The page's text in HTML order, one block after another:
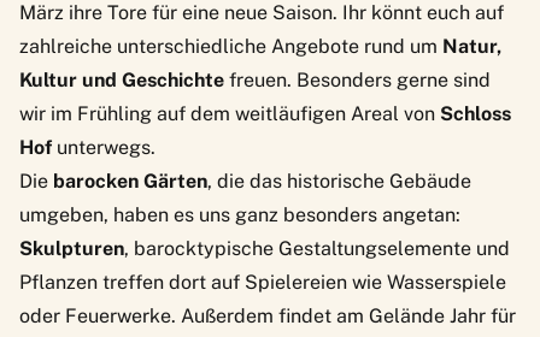
März ihre Tore für eine neue Saison. Ihr könnt euch auf
zahlreiche unterschiedliche Angebote rund um Natur,
Kultur und Geschichte freuen. Besonders gerne sind
wir im Frühling auf dem weitläufigen Areal von Schloss
Hof unterwegs.
Die barocken Gärten, die das historische Gebäude
umgeben, haben es uns ganz besonders angetan:
Skulpturen, barocktypische Gestaltungselemente und
Pflanzen treffen dort auf Spielereien wie Wasserspiele
oder Feuerwerke. Außerdem findet am Gelände Jahr für